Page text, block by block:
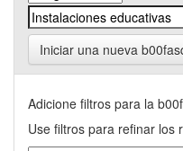
Iniciar una nueva
Adicione filtros para la
Use filtros para refinar los